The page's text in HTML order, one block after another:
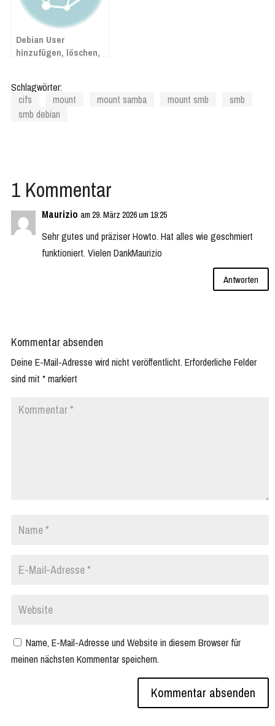
Debian User
hinzufügen, löschen,
Schlagwörter:
cifs
mount mount samba mount smb
smb
smb debian
1 Kommentar
Maurizio am 29. März 2026 um 19:25
Sehr gutes und präziser Howto. Hat alles wie geschmiert
funktioniert. Vielen DankMaurizio
Antworten
Kommentar absenden
Deine E-Mail-Adresse wird nicht veröffentlicht. Erforderliche Felder
sind mit *markiert
Name, E-Mail-Adresse und Website in diesem Browser für
meinen nächsten Kommentar speichern.